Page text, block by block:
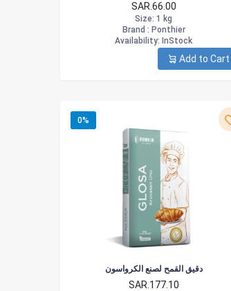
SAR.66.00
Size: 1 kg
Brand : Ponthier
Availability: InStock
Add to Cart
0%
دقيق القمح لصنع الكرواسون
SAR.177.10